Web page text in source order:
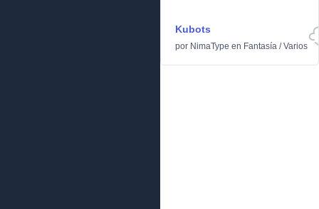
Kubots
por NimaType en Fantasía /Varios